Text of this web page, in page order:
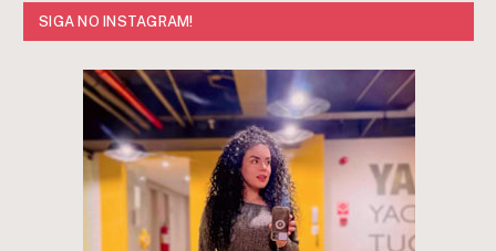
SIGA NO INSTAGRAM!